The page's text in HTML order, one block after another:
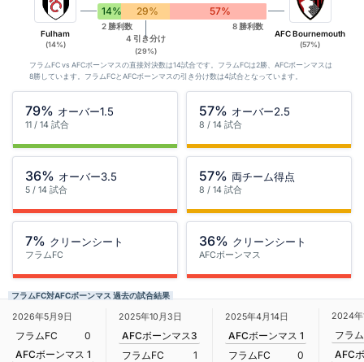
Fulham
(14%)
14% 29% 57%
2 勝利数
4 引き分け
(29%)
8 勝利数
AFC Bournemouth
(57%)
フラムFC vs AFCボーンマスの直接対決数は14試合です。フラムFCは2勝、AFCボーンマスは
8勝しています。フラムFCとAFCボーンマスの引き分け数は4試合となっています。
79% オーバー1.5
11 / 14 試合
57% オーバー2.5
8 / 14 試合
36% オーバー3.5
5 / 14 試合
57% 両チーム得点
8 / 14 試合
7% クリーンシート
フラムFC
36% クリーンシート
AFCボーンマス
フラムFC対AFCボーンマス 過去の試合結果
2026年5月9日
フラムFC
0
AFCボーンマス 1
2025年10月3日
AFCボーンマス3
フラムFC
1
2025年4月14日
AFCボーンマス 1
フラムFC
0
2024年
フラ
AFC